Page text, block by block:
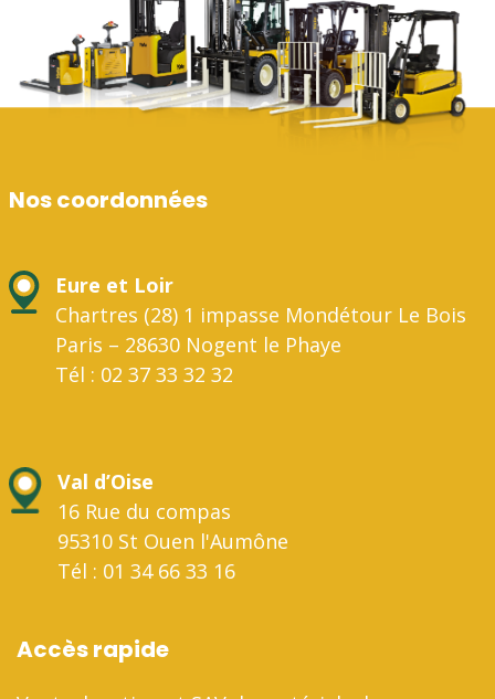
Nos coordonnées
Eure et Loir
Chartres (28) 1 impasse Mondétour Le Bois
Paris – 28630 Nogent le Phaye
Tél : 02 37 33 32 32
Val d’Oise
16 Rue du compas
95310 St Ouen l'Aumône
Tél : 01 34 66 33 16
Accès rapide